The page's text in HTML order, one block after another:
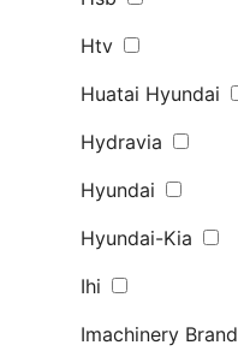
Htv
Huatai Hyundai
Hydravia
Hyundai
Hyundai-Kia
Ihi
Imachinery Brand